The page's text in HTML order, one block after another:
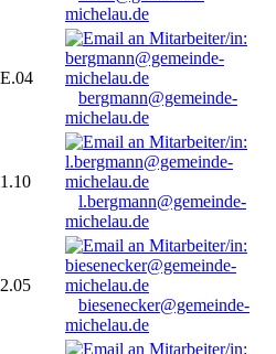
michelau.de
E.04
bergmann@gemeinde-
michelau.de
1.10
l.bergmann@gemeinde-
michelau.de
2.05
biesenecker@gemeinde-
michelau.de